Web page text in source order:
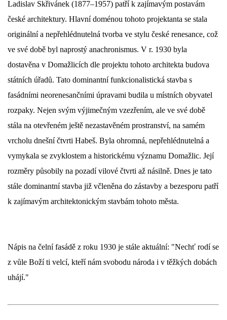
DŮL NA SLÍDU (NA KOLE)
Kontakt:
tel. 773 916 275
info@domdej.cz
--------------------------------------------------------------
Tento projekt je realizován za finanční podpory
města Domažlice.
© 2026 eStránky.cz Aktualizováno: 17. 7. 2026
Ladislav Skřivánek (1877–1957) patří k zajímavým postavám
české architektury. Hlavní doménou tohoto projektanta se stala
originální a nepřehlédnutelná tvorba ve stylu české renesance, což
ve své době byl naprostý anachronismus. V r. 1930 byla
dostavěna v Domažlicích dle projektu tohoto architekta budova
státních úřadů. Tato dominantní funkcionalistická stavba s
fasádními neorenesančními úpravami budila u místních obyvatel
rozpaky. Nejen svým výjimečným vzezřením, ale ve své době
stála na otevřeném ještě nezastavěném prostranství, na samém
vrcholu dnešní čtvrti Habeš. Byla ohromná, nepřehlédnutelná a
vymykala se zvyklostem a historickému významu Domažlic. Její
rozměry působily na pozadí vilové čtvrti až násilně. Dnes je tato
stále dominantní stavba již včleněna do zástavby a bezesporu patří
k zajímavým architektonickým stavbám tohoto města.
Nápis na čelní fasádě z roku 1930 je stále aktuální: "Nechť rodí se
z vůle Boží ti velcí, kteří nám svobodu národa i v těžkých dobách
uhájí."